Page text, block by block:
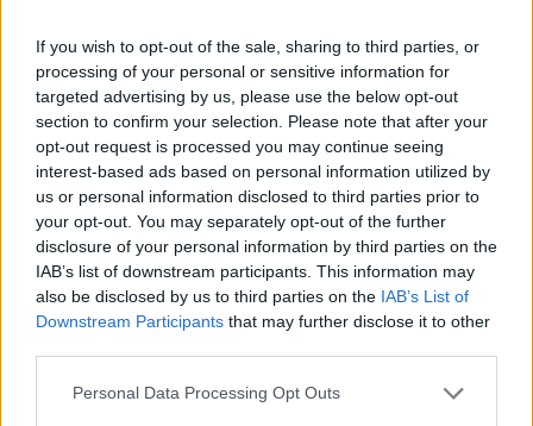
If you wish to opt-out of the sale, sharing to third parties, or
processing of your personal or sensitive information for
targeted advertising by us, please use the below opt-out
section to confirm your selection. Please note that after your
opt-out request is processed you may continue seeing
interest-based ads based on personal information utilized by
us or personal information disclosed to third parties prior to
your opt-out. You may separately opt-out of the further
disclosure of your personal information by third parties on the
IAB’s list of downstream participants. This information may
also be disclosed by us to third parties on the IAB’s List of
Downstream Participants that may further disclose it to other
Personal Data Processing Opt Outs
ESG Report 2025: Πώς η ΑΒ Βασιλόπουλος μετατρέπει τη
βιωσιμότητα σε καθημερινή πράξη
ΠΕΡΙΣΣΌΤΕΡΑ ΣΕ ΑΥΤΉ ΤΗΝ ΚΑΤΗΓΟΡΊΑ